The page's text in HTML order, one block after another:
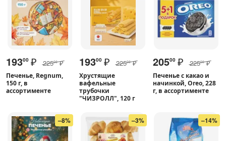
19300 ₽ 22500 ₽
Печенье, Regnum,
150 г, в
ассортименте
19300 ₽ 22500 ₽
Хрустящие
вафельные
трубочки
"ЧИЗРОЛЛ", 120 г
20500 ₽ 22500 ₽
Печенье с какао и
начинкой, Oreo, 228
г, в ассортименте
–8% –3% –14%